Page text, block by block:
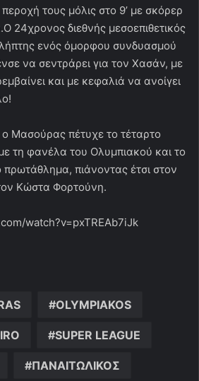
τους μόλις στο 9’ με σκόρερ
24χρονος διεθνής μεσοεπιθετικός
ενός όμορφου συνδυασμού
να σεντράρει για τον Χασάν, με
και με κεφαλιά να ανοίγει
Μασούρας πέτυχε το τέταρτο
τη φανέλα του Ολυμπιακού και το
πιάνοντας έτσι στον
Κώστα Φορτούνη.
watch?v=pxTREAb7iJk
OLYMPIAKOS
SUPER LEAGUE
ΠΑΝΑΙΤΩΛΙΚΟΣ